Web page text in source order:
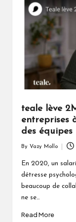
teale lève
entreprises
des équipes
by
By Vazy Mollo
En 2020, un
détresse
beaucoup de
ne se…
Read More